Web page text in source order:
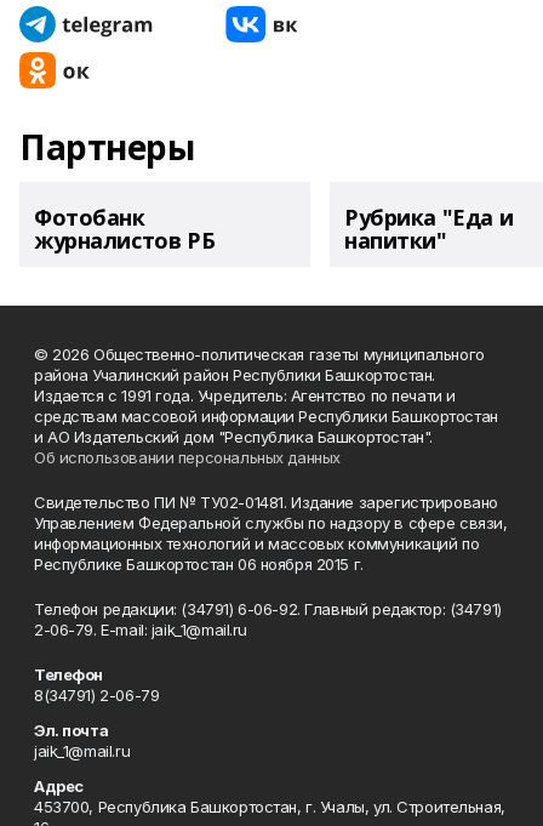
Партнеры
Фотобанк
журналистов РБ
Рубрика "Еда и
напитки"
© 2026 Общественно-политическая газеты муниципального
района Учалинский район Республики Башкортостан.
Издается с 1991 года. Учредитель: Агентство по печати и
средствам массовой информации Республики Башкортостан
и АО Издательский дом "Республика Башкортостан".
Об использовании персональных данных
Свидетельство ПИ № ТУ02-01481. Издание зарегистрировано
Управлением Федеральной службы по надзору в сфере связи,
информационных технологий и массовых коммуникаций по
Республике Башкортостан 06 ноября 2015 г.
Телефон редакции: (34791) 6-06-92. Главный редактор: (34791)
2-06-79. Е-mаil: jaik_1@mail.ru
Телефон
8(34791) 2-06-79
Эл. почта
jaik_1@mail.ru
Адрес
453700, Республика Башкортостан, г. Учалы, ул. Строительная,